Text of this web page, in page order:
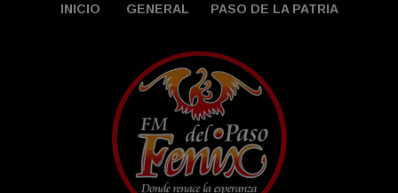
INICIO GENERAL PASO DE LA PATRIA